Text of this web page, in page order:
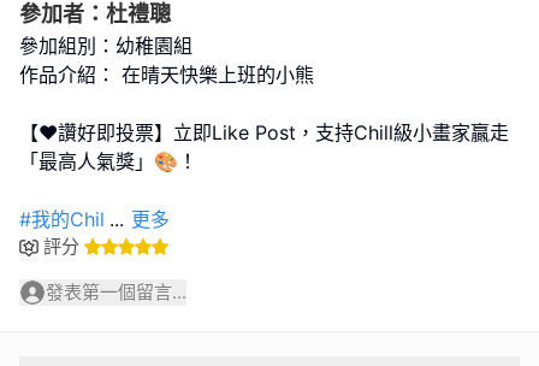
參加者：杜禮聰
參加組別：幼稚園組
作品介紹： 在晴天快樂上班的小熊
【❤️讚好即投票】立即Like Post，支持Chill級小畫家贏走
「最高人氣獎」🎨！
#我的Chil ... 更多
評分
發表第一個留言...